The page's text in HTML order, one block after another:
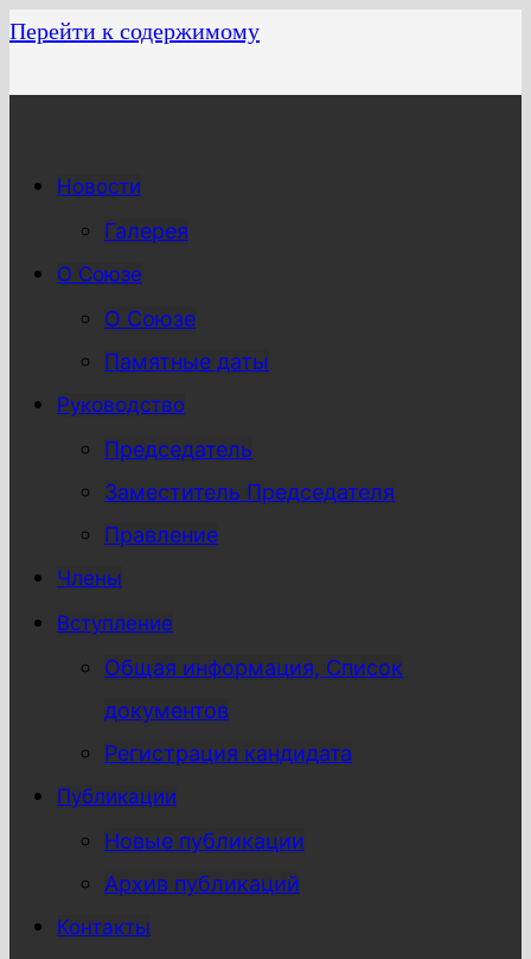
Перейти к содержимому
Новости
Галерея
О Союзе
О Союзе
Памятные даты
Руководство
Председатель
Заместитель Председателя
Правление
Члены
Вступление
Общая информация, Список
документов
Регистрация кандидата
Публикации
Новые публикации
Архив публикаций
Контакты